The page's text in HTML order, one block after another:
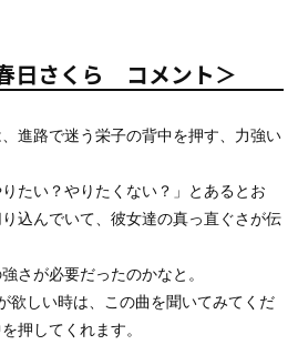
日さくら コメント＞
進路で迷う栄子の背中を押す、力強い
たい？やりたくない？」とあるとお
込んでいて、彼女達の真っ直ぐさが伝
さが必要だったのかなと。
欲しい時は、この曲を聞いてみてくだ
押してくれます。